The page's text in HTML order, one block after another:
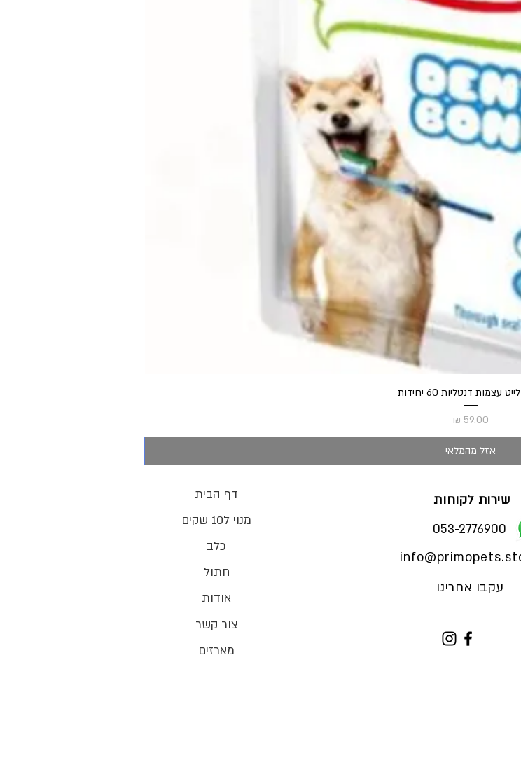
תצוגה מהירה
עצמות דנטליות 60 יחידות
מחיר
אזל מהמלאי
דף הבית
מנוי ל10 שקים
כלב
חתול
אודות
צור קשר
מארזים
שירות לקוחות
053-2776900
עקבו אחרינו